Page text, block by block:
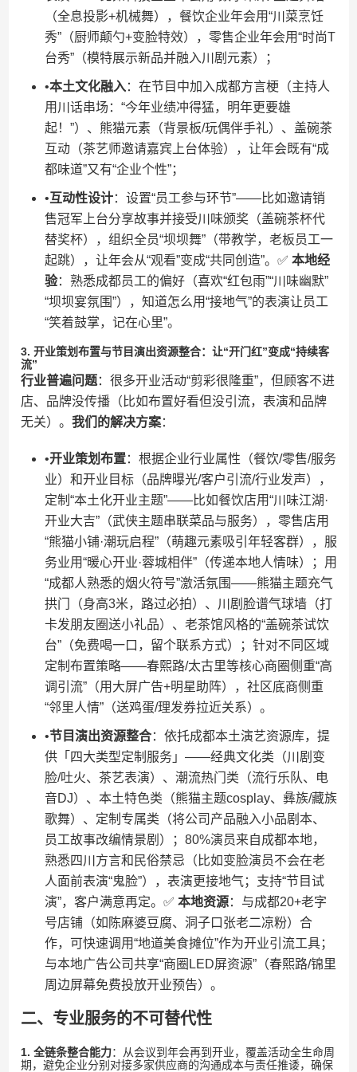
（全息投影+机械舞），餐饮企业年会用“川菜烹饪
秀”（厨师颠勺+变脸特效），零售企业年会用“时尚T
台秀”（模特展示新品并融入川剧元素）；
•​​本土文化融入​​：在节目中加入成都方言梗（主持人
用川话串场：“今年业绩冲得猛，明年更要雄
起！”）、熊猫元素（背景板/玩偶伴手礼）、盖碗茶
互动（茶艺师邀请嘉宾上台体验），让年会既有“成
都味道”又有“企业个性”；
•​​互动性设计​​：设置“员工参与环节”——比如邀请销
售冠军上台分享故事并接受川味颁奖（盖碗茶杯代
替奖杯），组织全员“坝坝舞”（带教学，老板员工一
起跳），让年会从“观看”变成“共同创造”。✅ ​ ​本地经
验​​：熟悉成都员工的偏好（喜欢“红包雨”“川味幽默”
“坝坝宴氛围”），知道怎么用“接地气”的表演让员工
“笑着鼓掌，记在心里”。
​3. 开业策划布置与节目演出资源整合：让“开门红”变成“持续客
流”​
​行业普遍问题​​：很多开业活动“剪彩很隆重”，但顾客不进
店、品牌没传播（比如布置好看但没引流，表演和品牌
无关）。​ ​我们的解决方案​​：
•​​开业策划布置​​：根据企业行业属性（餐饮/零售/服务
业）和开业目标（品牌曝光/客户引流/行业发声），
定制“本土化开业主题”——比如餐饮店用“川味江湖·
开业大吉”（武侠主题串联菜品与服务），零售店用
“熊猫小铺·潮玩启程”（萌趣元素吸引年轻客群），服
务业用“暖心开业·蓉城相伴”（传递本地人情味）；用
“成都人熟悉的烟火符号”激活氛围——熊猫主题充气
拱门（身高3米，路过必拍）、川剧脸谱气球墙（打
卡发朋友圈送小礼品）、老茶馆风格的“盖碗茶试饮
台”（免费喝一口，留个联系方式）；针对不同区域
定制布置策略——春熙路/太古里等核心商圈侧重“高
调引流”（用大屏广告+明星助阵），社区底商侧重
“邻里人情”（送鸡蛋/理发券拉近关系）。
•​​节目演出资源整合​​：依托成都本土演艺资源库，提
供「四大类型定制服务」——经典文化类（川剧变
脸/吐火、茶艺表演）、潮流热门类（流行乐队、电
音DJ）、本土特色类（熊猫主题cosplay、彝族/藏族
歌舞）、定制专属类（将公司产品融入小品剧本、
员工故事改编情景剧）；80%演员来自成都本地，
熟悉四川方言和民俗禁忌（比如变脸演员不会在老
人面前表演“鬼脸”），表演更接地气；支持“节目试
演”，客户满意再定。✅ ​ ​本地资源​​：与成都20+老字
号店铺（如陈麻婆豆腐、洞子口张老二凉粉）合
作，可快速调用“地道美食摊位”作为开业引流工具；
与本地广告公司共享“商圈LED屏资源”（春熙路/锦里
周边屏幕免费投放开业预告）。
​二、专业服务的不可替代性​
​1. 全链条整合能力​​：从会议到年会再到开业，覆盖活动全生命周
期，避免企业分别对接多家供应商的沟通成本与责任推诿，确保